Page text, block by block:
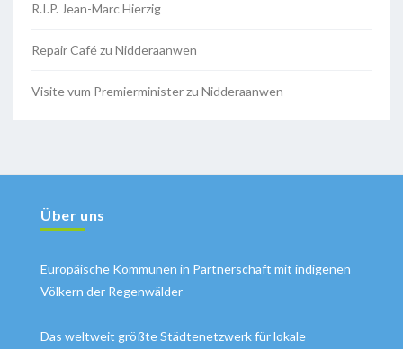
R.I.P. Jean-Marc Hierzig
Repair Café zu Nidderaanwen
Visite vum Premierminister zu Nidderaanwen
Über uns
Europäische Kommunen in Partnerschaft mit indigenen
Völkern der Regenwälder
Das weltweit größte Städtenetzwerk für lokale